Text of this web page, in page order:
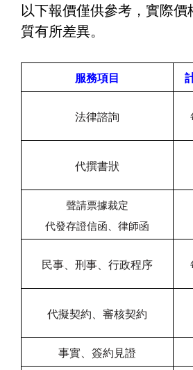
以下報價僅供參考，實際價
質有所差異。
服務項目
法律諮詢
代撰書狀
聲請票據裁定
代發存證信函、律師函
民事、刑事、行政程序
代擬契約、審核契約
事實、簽約見證